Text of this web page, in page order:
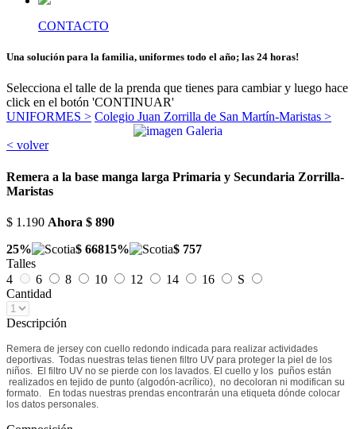
CONTACTO
Una solución para la familia, uniformes todo el año; las 24 horas!
Selecciona el talle de la prenda que tienes para cambiar y luego hace
click en el botón 'CONTINUAR'
UNIFORMES > Colegio Juan Zorrilla de San Martín-Maristas >
< volver
Remera a la base manga larga Primaria y Secundaria Zorrilla-
Maristas
$ 1.190 Ahora $ 890
25%
$ 66815%
$ 757
Talles
4
6 8 10 12 14 16
S
Cantidad
Descripción
Remera de jersey con cuello redondo indicada para realizar actividades
deportivas. Todas nuestras telas tienen filtro UV para proteger la piel de los
niños. El filtro UV no se pierde con los lavados. El cuello y los puños están
realizados en tejido de punto (algodón-acrílico), no decoloran ni modifican su
formato. En todas nuestras prendas encontrarán una etiqueta dónde colocar
los datos personales.